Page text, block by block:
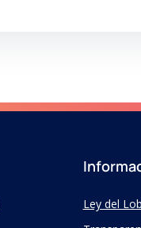
Ley del